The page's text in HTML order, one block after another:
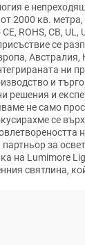
е
2000 кв.
ROHS, CB, UL,
се
Австралия,
ни
и
решения и
не само
се
за
на Lumimore
святлина,